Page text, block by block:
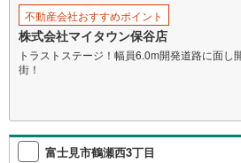
不動産会社おすすめポイント
株式会社マイタウン保谷店
トラストステージ！幅員6.0m開発道路に面し
街！
■幅員6.0m開発道路に面し、駐車ラクラク＆
■小中学校が徒歩10分圏内に揃いお子様がい
■公園や緑の多い閑静な住宅地でのびのびとし
■夜間に玄関灯を点灯する「あかり協定実施分
富士見市鶴瀬西3丁目